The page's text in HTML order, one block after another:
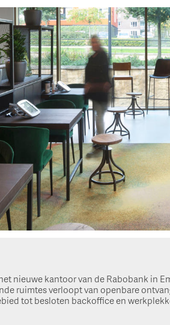
nieuwe kantoor van de Rabobank in
ruimtes verloopt van openbare
tot besloten backoffice en